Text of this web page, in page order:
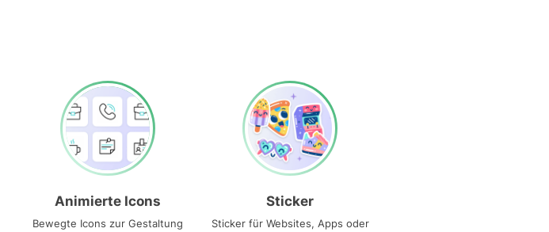
Animierte Icons
Bewegte Icons zur Gestaltung
Sticker
Sticker für Websites, Apps oder